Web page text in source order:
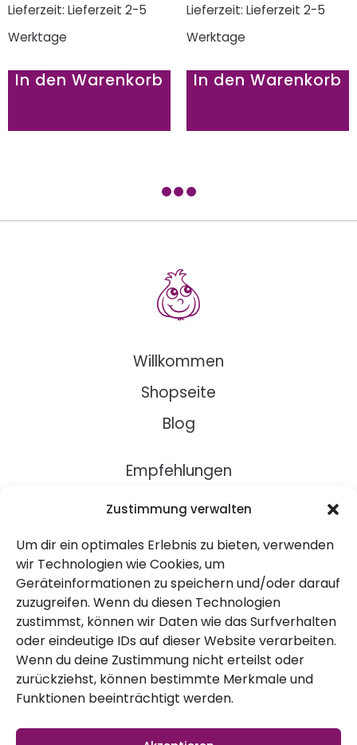
Zustimmung verwalten
Um dir ein optimales Erlebnis zu bieten, verwenden
wir Technologien wie Cookies, um
Geräteinformationen zu speichern und/oder darauf
zuzugreifen. Wenn du diesen Technologien
zustimmst, können wir Daten wie das Surfverhalten
oder eindeutige IDs auf dieser Website verarbeiten.
Wenn du deine Zustimmung nicht erteilst oder
zurückziehst, können bestimmte Merkmale und
Funktionen beeinträchtigt werden.
Lieferzeit: Lieferzeit 2-5
Werktage
In den Warenkorb
Lieferzeit: Lieferzeit 2-5
Werktage
In den Warenkorb
Enthält 7% MwSt
zzgl.Versand
Lieferzeit: Lieferzeit 2-5
Werktage
In den Warenkorb
Aussaatbox
Sommer
249,00
Enthält 7% MwSt
zzgl.Versand
Lieferzeit: Lieferzeit 2-5
Werktage
In den Warenkorb